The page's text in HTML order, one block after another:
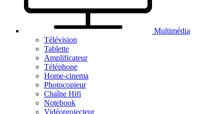
Multimédia
Télévision
Tablette
Amplificateur
Téléphone
Home-cinema
Photocopieur
Chaîne Hifi
Notebook
Vidéoprojecteur